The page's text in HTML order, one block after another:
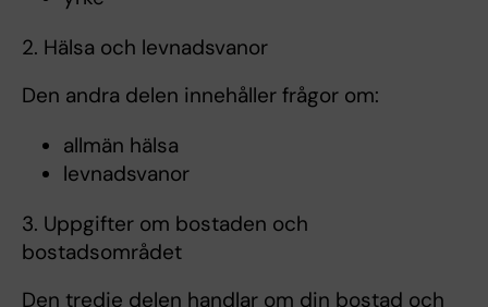
2. Hälsa och levnadsvanor
Den andra delen innehåller frågor om:
allmän hälsa
levnadsvanor
3. Uppgifter om bostaden och
bostadsområdet
Den tredje delen handlar om din bostad och